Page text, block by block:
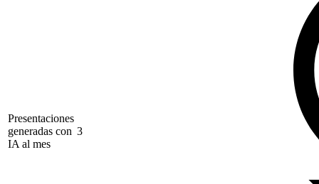
Presentaciones
generadas con
IA al mes
3